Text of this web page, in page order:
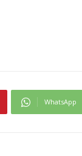
WhatsApp